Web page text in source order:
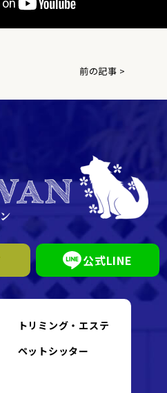
前の記事 >
公式LINE
トリミング・エステ
ペットシッター